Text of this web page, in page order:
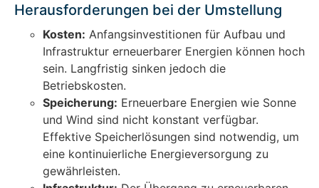
Herausforderungen bei der Umstellung
Kosten: Anfangsinvestitionen für Aufbau und
Infrastruktur erneuerbarer Energien können hoch
sein. Langfristig sinken jedoch die
Betriebskosten.
Speicherung: Erneuerbare Energien wie Sonne
und Wind sind nicht konstant verfügbar.
Effektive Speicherlösungen sind notwendig, um
eine kontinuierliche Energieversorgung zu
gewährleisten.